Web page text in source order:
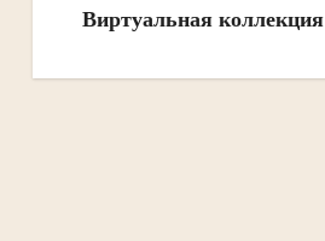
Виртуальная коллекция